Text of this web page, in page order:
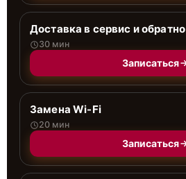
Доставка в сервис и обратно
30 мин
Записаться
Замена Wi-Fi
20 мин
Записаться